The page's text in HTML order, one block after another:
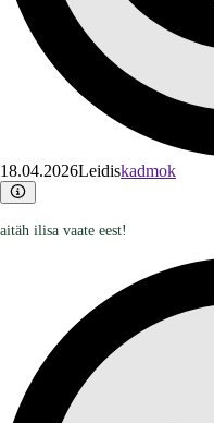
18.04.2026Leidiskadmok
aitäh ilisa vaate eest!